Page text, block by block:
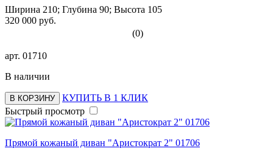
Ширина 210; Глубина 90; Высота 105
320 000 руб.
(0)
арт. 01710
В наличии
В КОРЗИНУ
КУПИТЬ В 1 КЛИК
Быстрый просмотр
Прямой кожаный диван "Аристократ 2" 01706